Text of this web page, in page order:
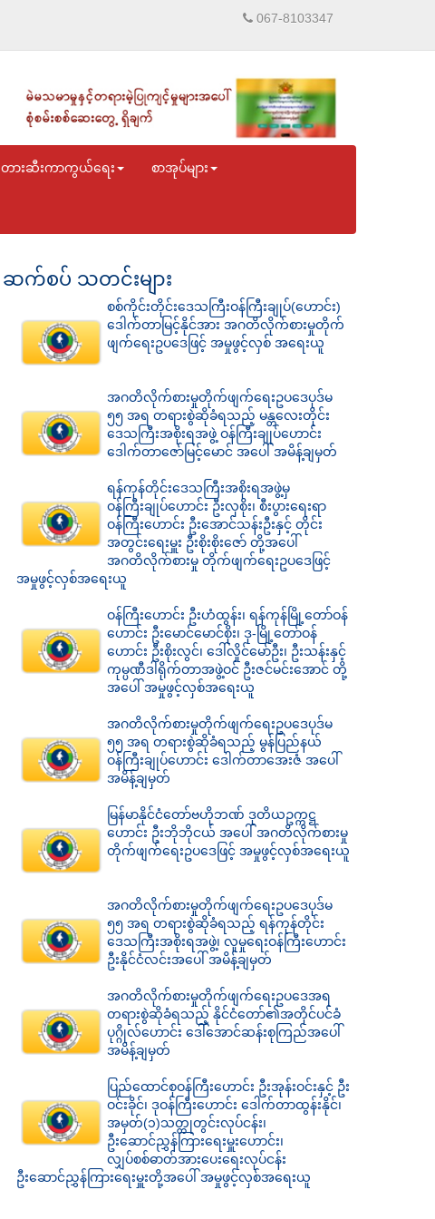
067-8103347
တားဆီးကာကွယ်ရေး စာအုပ်များ
ဆက်စပ် သတင်းများ
စစ်ကိုင်းတိုင်းဒေသကြီးဝန်ကြီးချုပ်(ဟောင်း)
ဒေါက်တာမြင့်နိုင်အား အဂတိလိုက်စားမှုတိုက်
ဖျက်ရေးဥပဒေဖြင့် အမှုဖွင့်လှစ် အရေးယူ
အဂတိလိုက်စားမှုတိုက်ဖျက်ရေးဥပဒေပုဒ်မ
၅၅ အရ တရားစွဲဆိုခံရသည့် မန္တလေးတိုင်း
ဒေသကြီးအစိုးရအဖွဲ့ ဝန်ကြီးချုပ်ဟောင်း
ဒေါက်တာဇော်မြင့်မောင် အပေါ် အမိန့်ချမှတ်
ရန်ကုန်တိုင်းဒေသကြီးအစိုးရအဖွဲ့မှ
ဝန်ကြီးချုပ်ဟောင်း ဦးလှစိုး၊ စီးပွားရေးရာ
ဝန်ကြီးဟောင်း ဦးအောင်သန်းဦးနှင့် တိုင်း
အတွင်းရေးမှူး ဦးစိုးစိုးဇော် တို့အပေါ်
အဂတိလိုက်စားမှု တိုက်ဖျက်ရေးဥပဒေဖြင့်
အမှုဖွင့်လှစ်အရေးယူ
ဝန်ကြီးဟောင်း ဦးဟံထွန်း၊ ရန်ကုန်မြို့တော်ဝန်
ဟောင်း ဦးမောင်မောင်စိုး၊ ဒု-မြို့တော်ဝန်
ဟောင်း ဦးစိုးလွင်၊ ဒေါ်လှိုင်မော်ဦး၊ ဦးသန်းနှင့်
ကုမ္ပဏီဒါရိုက်တာအဖွဲ့ဝင် ဦးဇင်မင်းအောင် တို့
အပေါ် အမှုဖွင့်လှစ်အရေးယူ
အဂတိလိုက်စားမှုတိုက်ဖျက်ရေးဥပဒေပုဒ်မ
၅၅ အရ တရားစွဲဆိုခံရသည့် မွန်ပြည်နယ်
ဝန်ကြီးချုပ်ဟောင်း ဒေါက်တာအေးဇံ အပေါ်
အမိန့်ချမှတ်
မြန်မာနိုင်ငံတော်ဗဟိုဘဏ် ဒုတိယဥက္ကဋ္ဌ
ဟောင်း ဦးဘိုဘိုငယ် အပေါ် အဂတိလိုက်စားမှု
တိုက်ဖျက်ရေးဥပဒေဖြင့် အမှုဖွင့်လှစ်အရေးယူ
အဂတိလိုက်စားမှုတိုက်ဖျက်ရေးဥပဒေပုဒ်မ
၅၅ အရ တရားစွဲဆိုခံရသည့် ရန်ကုန်တိုင်း
ဒေသကြီးအစိုးရအဖွဲ့၊ လူမှုရေးဝန်ကြီးဟောင်း
ဦးနိုင်ငံလင်းအပေါ် အမိန့်ချမှတ်
အဂတိလိုက်စားမှုတိုက်ဖျက်ရေးဥပဒေအရ
တရားစွဲဆိုခံရသည့် နိုင်ငံတော်၏အတိုင်ပင်ခံ
ပုဂ္ဂိုလ်ဟောင်း ဒေါ်အောင်ဆန်းစုကြည်အပေါ်
အမိန့်ချမှတ်
ပြည်ထောင်စုဝန်ကြီးဟောင်း ဦးအုန်းဝင်းနှင့် ဦး
ဝင်းခိုင်၊ ဒုဝန်ကြီးဟောင်း ဒေါက်တာထွန်းနိုင်၊
အမှတ်(၁)သတ္တုတွင်းလုပ်ငန်း၊
ဦးဆောင်ညွှန်ကြားရေးမှူးဟောင်း၊
လျှပ်စစ်ဓာတ်အားပေးရေးလုပ်ငန်း
ဦးဆောင်ညွှန်ကြားရေးမှူးတို့အပေါ် အမှုဖွင့်လှစ်အရေးယူ